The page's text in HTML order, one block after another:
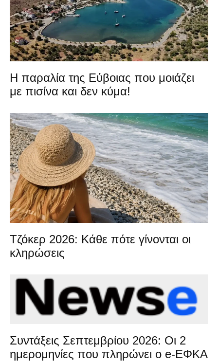
Η παραλία της Εύβοιας που μοιάζει
με πισίνα και δεν κύμα!
Τζόκερ 2026: Κάθε πότε γίνονται οι
κληρώσεις
Συντάξεις Σεπτεμβρίου 2026: Οι 2
ημερομηνίες που πληρώνει ο e-ΕΦΚΑ